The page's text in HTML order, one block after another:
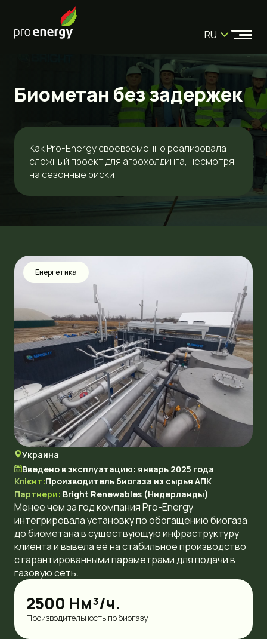
RU
Биометан без задержек
Как Pro-Energy своевременно реализовала
сложный проект для агрохолдинга, несмотря
на сезонные риски
Украина
Клієнт:Производитель биогаза из сырья АПК
Введено в эксплуатацию: январь 2025 года
Партнери: Bright Renewables (Нидерланды)
Менее чем за год компания Pro-Energy
интегрировала установку по обогащению биогаза
до биометана в существующую инфраструктуру
клиента и вывела её на стабильное производство
с гарантированными параметрами для подачи в
газовую сеть.
2500 Нм³/ч.
Производительность по биогазу
Енергетика